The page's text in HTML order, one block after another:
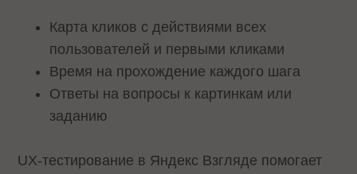
Карта кликов с действиями всех
пользователей и первыми кликами
Время на прохождение каждого шага
Ответы на вопросы к картинкам или
заданию
UX-тестирование в Яндекс Взгляде помогает